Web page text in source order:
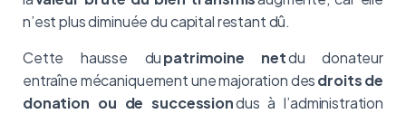
n’est plus diminuée du capital restant dû.
Cette hausse dupatrimoine netdu donateur
entraîne mécaniquement une majoration desdroits de
donation ou de successiondus à l’administration